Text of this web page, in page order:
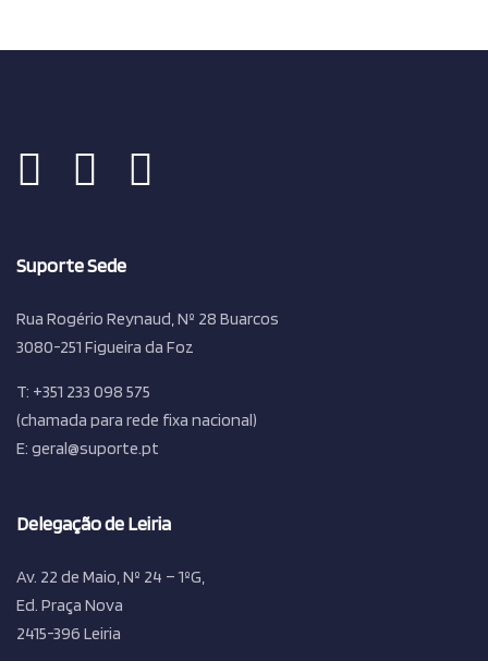
Suporte Sede
Rua Rogério Reynaud, Nº 28 Buarcos
3080-251 Figueira da Foz
T: +351 233 098 575
(chamada para rede fixa nacional)
E: geral@suporte.pt
Delegação de Leiria
Av. 22 de Maio, Nº 24 – 1ºG,
Ed. Praça Nova
2415-396 Leiria